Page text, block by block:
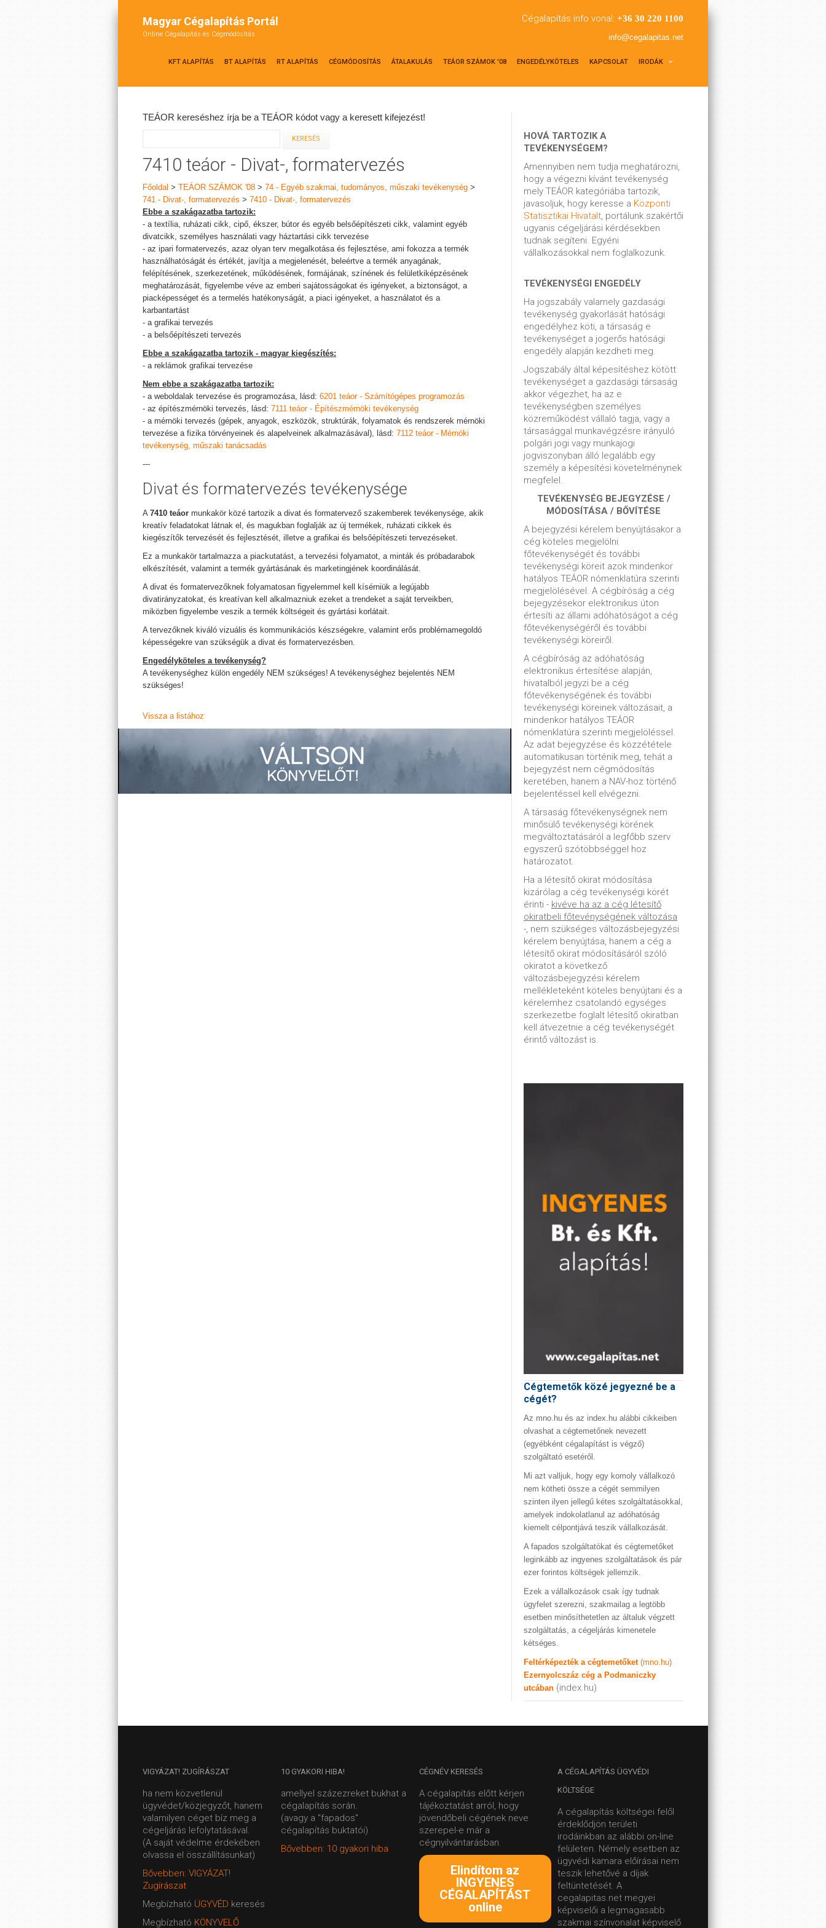
Magyar Cégalapítás Portál
Online Cégalapítás és Cégmódosítás
Cégalapítás info vonal: +36 30 220 1100
info@cegalapitas.net
KFT ALAPÍTÁS BT ALAPÍTÁS RT ALAPÍTÁS CÉGMÓDOSÍTÁS ÁTALAKULÁS TEÁOR SZÁMOK '08 ENGEDÉLYKÖTELES KAPCSOLAT IRODÁK
TEÁOR kereséshez írja be a TEÁOR kódot vagy a keresett kifejezést!
7410 teáor - Divat-, formatervezés
Főoldal > TEÁOR SZÁMOK '08 > 74 - Egyéb szakmai, tudományos, műszaki tevékenység >
741 - Divat-, formatervezés > 7410 - Divat-, formatervezés
Ebbe a szakágazatba tartozik:
- a textília, ruházati cikk, cipő, ékszer, bútor és egyéb belsőépítészeti cikk, valamint egyéb
divatcikk, személyes használati vagy háztartási cikk tervezése
- az ipari formatervezés, azaz olyan terv megalkotása és fejlesztése, ami fokozza a termék
használhatóságát és értékét, javítja a megjelenését, beleértve a termék anyagának,
felépítésének, szerkezetének, működésének, formájának, színének és felületkiképzésének
meghatározását, figyelembe véve az emberi sajátosságokat és igényeket, a biztonságot, a
piacképességet és a termelés hatékonyságát, a piaci igényeket, a használatot és a
karbantartást
- a grafikai tervezés
- a belsőépítészeti tervezés
Ebbe a szakágazatba tartozik - magyar kiegészítés:
- a reklámok grafikai tervezése
Nem ebbe a szakágazatba tartozik:
- a weboldalak tervezése és programozása, lásd: 6201 teáor - Számítógépes programozás
- az építészmérnöki tervezés, lásd: 7111 teáor - Építészmérnöki tevékenység
- a mérnöki tervezés (gépek, anyagok, eszközök, struktúrák, folyamatok és rendszerek mérnöki
tervezése a fizika törvényeinek és alapelveinek alkalmazásával), lásd: 7112 teáor - Mérnöki
tevékenység, műszaki tanácsadás
---
Divat és formatervezés tevékenysége
A 7410 teáor munkakör közé tartozik a divat és formatervező szakemberek tevékenysége, akik
kreatív feladatokat látnak el, és magukban foglalják az új termékek, ruházati cikkek és
kiegészítők tervezését és fejlesztését, illetve a grafikai és belsőépítészeti tervezéseket.
Ez a munkakör tartalmazza a piackutatást, a tervezési folyamatot, a minták és próbadarabok
elkészítését, valamint a termék gyártásának és marketingjének koordinálását.
A divat és formatervezőknek folyamatosan figyelemmel kell kísérniük a legújabb
divatirányzatokat, és kreatívan kell alkalmazniuk ezeket a trendeket a saját terveikben,
miközben figyelembe veszik a termék költségeit és gyártási korlátait.
A tervezőknek kiváló vizuális és kommunikációs készségekre, valamint erős problémamegoldó
képességekre van szükségük a divat és formatervezésben.
Engedélyköteles a tevékenység?
A tevékenységhez külön engedély NEM szükséges! A tevékenységhez bejelentés NEM
szükséges!
Vissza a listához
HOVÁ TARTOZIK A
TEVÉKENYSÉGEM?
Amennyiben nem tudja meghatározni,
hogy a végezni kívánt tevékenység
mely TEÁOR kategóriába tartozik,
javasoljuk, hogy keresse a Központi
Statisztikai Hivatalt, portálunk szakértői
ugyanis cégeljárási kérdésekben
tudnak segíteni. Egyéni
vállalkozásokkal nem foglalkozunk.
TEVÉKENYSÉGI ENGEDÉLY
Ha jogszabály valamely gazdasági
tevékenység gyakorlását hatósági
engedélyhez köti, a társaság e
tevékenységet a jogerős hatósági
engedély alapján kezdheti meg.
Jogszabály által képesítéshez kötött
tevékenységet a gazdasági társaság
akkor végezhet, ha az e
tevékenységben személyes
közreműködést vállaló tagja, vagy a
társasággal munkavégzésre irányuló
polgári jogi vagy munkajogi
jogviszonyban álló legalább egy
személy a képesítési követelménynek
megfelel.
TEVÉKENYSÉG BEJEGYZÉSE /
MÓDOSÍTÁSA / BŐVÍTÉSE
A bejegyzési kérelem benyújtásakor a
cég köteles megjelölni
főtevékenységét és további
tevékenységi köreit azok mindenkor
hatályos TEÁOR nómenklatúra szerinti
megjelölésével. A cégbíróság a cég
bejegyzésekor elektronikus úton
értesíti az állami adóhatóságot a cég
főtevékenységéről és további
tevékenységi köreiről.
A cégbíróság az adóhatóság
elektronikus értesítése alapján,
hivatalból jegyzi be a cég
főtevékenységének és további
tevékenységi köreinek változásait, a
mindenkor hatályos TEÁOR
nómenklatúra szerinti megjelöléssel.
Az adat bejegyzése és közzététele
automatikusan történik meg, tehát a
bejegyzést nem cégmódosítás
keretében, hanem a NAV-hoz történő
bejelentéssel kell elvégezni.
A társaság főtevékenységnek nem
minősülő tevékenységi körének
megváltoztatásáról a legfőbb szerv
egyszerű szótöbbséggel hoz
határozatot.
Ha a létesítő okirat módosítása
kizárólag a cég tevékenységi körét
érinti - kivéve ha az a cég létesítő
okiratbeli főtevénységének változása
-, nem szükséges változásbejegyzési
kérelem benyújtása, hanem a cég a
létesítő okirat módosításáról szóló
okiratot a következő
változásbejegyzési kérelem
mellékleteként köteles benyújtani és a
kérelemhez csatolandó egységes
szerkezetbe foglalt létesítő okiratban
kell átvezetnie a cég tevékenységét
érintő változást is.
Cégtemetők közé jegyezné be a
cégét?
Az mno.hu és az index.hu alábbi cikkeiben
olvashat a cégtemetőnek nevezett
(egyébként cégalapítást is végző)
szolgáltató esetéről.
Mi azt valljuk, hogy egy komoly vállalkozó
nem kötheti össze a cégét semmilyen
szinten ilyen jellegű kétes szolgáltatásokkal,
amelyek indokolatlanul az adóhatóság
kiemelt célpontjává teszik vállalkozását.
A fapados szolgáltatókat és cégtemetőket
leginkább az ingyenes szolgáltatások és pár
ezer forintos költségek jellemzik.
Ezek a vállalkozások csak így tudnak
ügyfelet szerezni, szakmailag a legtöbb
esetben minősíthetetlen az általuk végzett
szolgáltatás, a cégeljárás kimenetele
kétséges.
Feltérképezték a cégtemetőket (mno.hu)
Ezernyolcszáz cég a Podmaniczky
utcában (index.hu)
VIGYÁZAT! ZUGÍRÁSZAT
ha nem közvetlenül
ügyvédet/közjegyzőt, hanem
valamilyen céget bíz meg a
cégeljárás lefolytatásával.
(A saját védelme érdekében
olvassa el összállításunkat)
Bővebben: VIGYÁZAT!
Zugírászat
Megbízható ÜGYVÉD keresés
Megbízható KÖNYVELŐ
10 GYAKORI HIBA!
amellyel százezreket bukhat a
cégalapítás során.
(avagy a "fapados"
cégalapítás buktatói)
Bővebben: 10 gyakori hiba
CÉGNÉV KERESÉS
A cégalapítás előtt kérjen
tájékoztatást arról, hogy
jövendőbeli cégének neve
szerepel-e már a
cégnyilvántarásban.
Elindítom az
INGYENES
CÉGALAPÍTÁST
online
A CÉGALAPÍTÁS ÜGYVÉDI
KÖLTSÉGE
A cégalapítás költségei felől
érdeklődjön területi
irodáinkban az alábbi on-line
felületen. Némely esetben az
ügyvédi kamara előírásai nem
teszik lehetővé a díjak
feltüntetését. A
cegalapitas.net megyei
képviselői a legmagasabb
szakmai színvonalat képviselő